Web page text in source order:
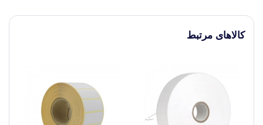
کالاهای مرتبط